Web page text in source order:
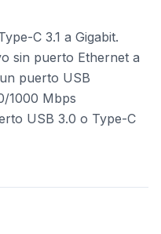
C 3.1 a Gigabit.
sin puerto Ethernet a
puerto USB
1000 Mbps
USB 3.0 o Type-C